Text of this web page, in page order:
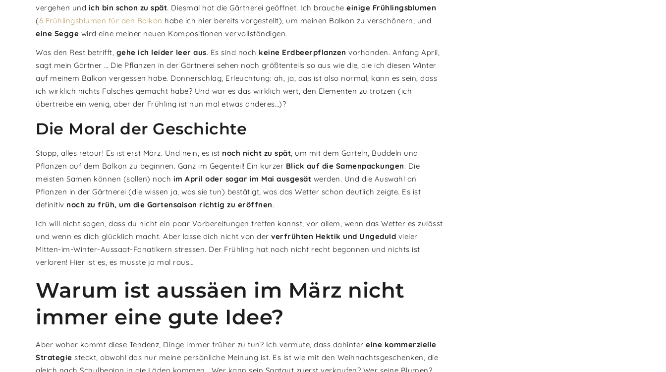
vergehen und ich bin schon zu spät. Diesmal hat die Gärtnerei geöffnet. Ich brauche einige Frühlingsblumen
(6 Frühlingsblumen für den Balkon habe ich hier bereits vorgestellt), um meinen Balkon zu verschönern, und
eine Segge wird eine meiner neuen Kompositionen vervollständigen.
Was den Rest betrifft, gehe ich leider leer aus. Es sind noch keine Erdbeerpflanzen vorhanden. Anfang April,
sagt mein Gärtner … Die Pflanzen in der Gärtnerei sehen noch größtenteils so aus wie die, die ich diesen Winter
auf meinem Balkon vergessen habe. Donnerschlag, Erleuchtung: ah, ja, das ist also normal, kann es sein, dass
ich wirklich nichts Falsches gemacht habe? Und war es das wirklich wert, den Elementen zu trotzen (ich
übertreibe ein wenig, aber der Frühling ist nun mal etwas anderes…)?
Die Moral der Geschichte
Stopp, alles retour! Es ist erst März. Und nein, es ist noch nicht zu spät, um mit dem Garteln, Buddeln und
Pflanzen auf dem Balkon zu beginnen. Ganz im Gegenteil! Ein kurzer Blick auf die Samenpackungen: Die
meisten Samen können (sollen) noch im April oder sogar im Mai ausgesät werden. Und die Auswahl an
Pflanzen in der Gärtnerei (die wissen ja, was sie tun) bestätigt, was das Wetter schon deutlich zeigte. Es ist
definitiv noch zu früh, um die Gartensaison richtig zu eröffnen.
Ich will nicht sagen, dass du nicht ein paar Vorbereitungen treffen kannst, vor allem, wenn das Wetter es zulässt
und wenn es dich glücklich macht. Aber lasse dich nicht von der verfrühten Hektik und Ungeduld vieler
Mitten-im-Winter-Aussaat-Fanatikern stressen. Der Frühling hat noch nicht recht begonnen und nichts ist
verloren! Hier ist es, es musste ja mal raus…
Warum ist aussäen im März nicht
immer eine gute Idee?
Aber woher kommt diese Tendenz, Dinge immer früher zu tun? Ich vermute, dass dahinter eine kommerzielle
Strategie steckt, obwohl das nur meine persönliche Meinung ist. Es ist wie mit den Weihnachtsgeschenken, die